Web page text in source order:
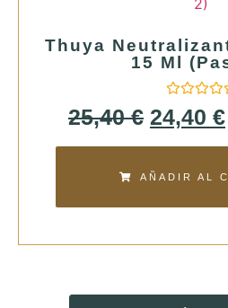
Thuya
15 Ml
Valorado
con
0
de
25,40€ 24,40 €
AÑADIR AL